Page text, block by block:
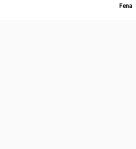
Fena